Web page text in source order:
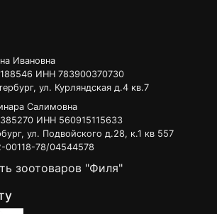
Ивановна
ИНН 783900370730
ул. Курляндская д.4 кв.7
Салимовна
ИНН 560915115633
ул. Подвойского д.28, к.1 кв 557
00118-78/04544578
зоотоваров "Филя"